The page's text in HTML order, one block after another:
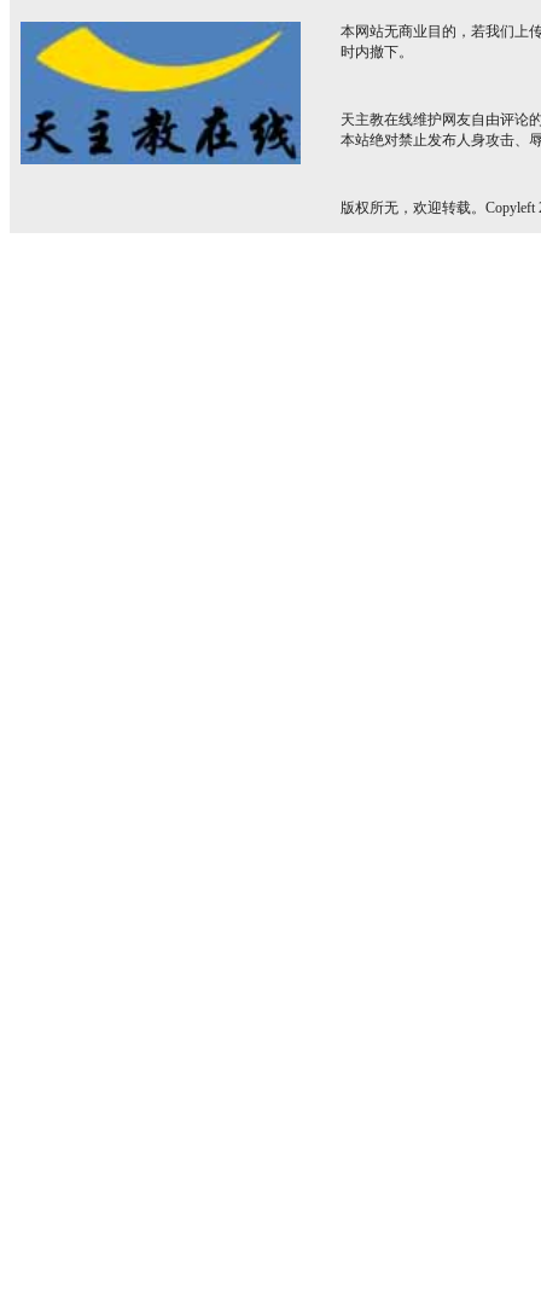
本网站无商业目的，若我们上
时内撤下。
天主教在线维护网友自由评论
本站绝对禁止发布人身攻击、
版权所无，欢迎转载。